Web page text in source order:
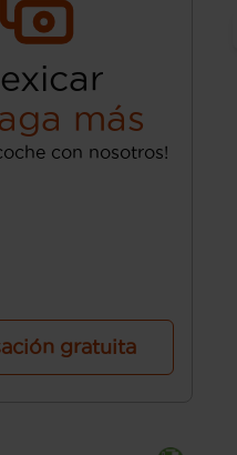
más
con nosotros!
gratuita